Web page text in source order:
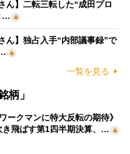
ん】二転三転した“成田プロ
…
ん】独占入手“内部議事録”で
一覧を見る
柄」
ークマンに特大反転の期待》
き飛ばす第1四半期決算、…